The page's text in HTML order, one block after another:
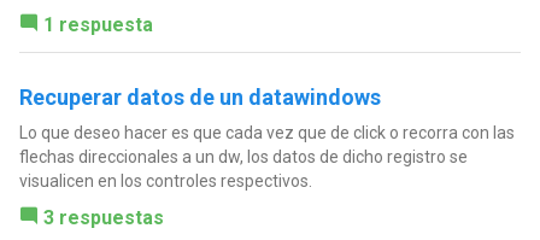
1 respuesta
Recuperar datos de un datawindows
Lo que deseo hacer es que cada vez que de click o recorra con las
flechas direccionales a un dw, los datos de dicho registro se
visualicen en los controles respectivos.
3 respuestas